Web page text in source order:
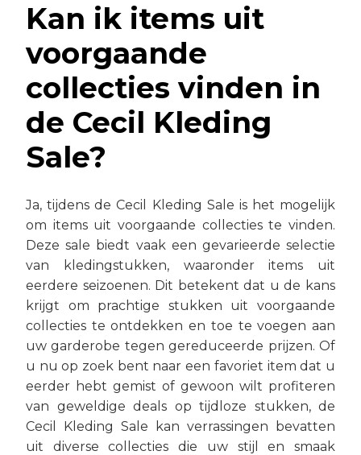
Kan ik items uit
voorgaande
collecties vinden in
de Cecil Kleding
Sale?
Ja, tijdens de Cecil Kleding Sale is het mogelijk
om items uit voorgaande collecties te vinden.
Deze sale biedt vaak een gevarieerde selectie
van kledingstukken, waaronder items uit
eerdere seizoenen. Dit betekent dat u de kans
krijgt om prachtige stukken uit voorgaande
collecties te ontdekken en toe te voegen aan
uw garderobe tegen gereduceerde prijzen. Of
u nu op zoek bent naar een favoriet item dat u
eerder hebt gemist of gewoon wilt profiteren
van geweldige deals op tijdloze stukken, de
Cecil Kleding Sale kan verrassingen bevatten
uit diverse collecties die uw stijl en smaak